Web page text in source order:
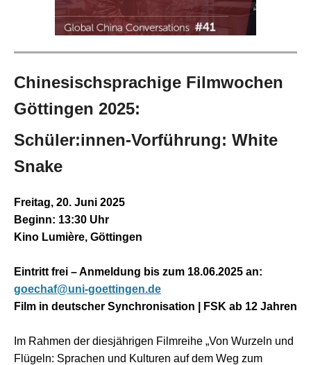
Chinesischsprachige Filmwochen
Göttingen 2025:
Schüler:innen-Vorführung: White
Snake
Freitag, 20. Juni 2025
Beginn: 13:30 Uhr
Kino Lumière, Göttingen
Eintritt frei – Anmeldung bis zum 18.06.2025 an:
goechaf@uni-goettingen.de
Film in deutscher Synchronisation | FSK ab 12 Jahren
Im Rahmen der diesjährigen Filmreihe „Von Wurzeln und
Flügeln: Sprachen und Kulturen auf dem Weg zum